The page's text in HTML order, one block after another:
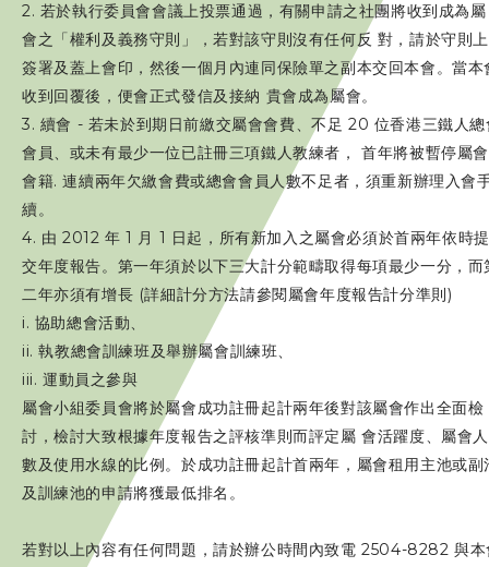
2. 若於執行委員會會議上投票通過，有關申請之社團將收到成為屬
會之「權利及義務守則」，若對該守則沒有任何反 對，請於守則上
簽署及蓋上會印，然後一個月內連同保險單之副本交回本會。當本
收到回覆後，便會正式發信及接納 貴會成為屬會。
3. 續會 - 若未於到期日前繳交屬會會費、不足 20 位香港三鐵人總
會員、或未有最少一位已註冊三項鐵人教練者， 首年將被暫停屬會
會籍. 連續兩年欠繳會費或總會會員人數不足者，須重新辦理入會
續。
4. 由 2012 年 1 月 1 日起，所有新加入之屬會必須於首兩年依時提
交年度報告。第一年須於以下三大計分範疇取得每項最少一分，而
二年亦須有增長 (詳細計分方法請參閱屬會年度報告計分準則)
i. 協助總會活動、
ii. 執教總會訓練班及舉辦屬會訓練班、
iii. 運動員之參與
屬會小組委員會將於屬會成功註冊起計兩年後對該屬會作出全面檢
討，檢討大致根據年度報告之評核準則而評定屬 會活躍度、屬會人
數及使用水線的比例。於成功註冊起計首兩年，屬會租用主池或副
及訓練池的申請將獲最低排名。
若對以上內容有任何問題，請於辦公時間內致電 2504-8282 與本